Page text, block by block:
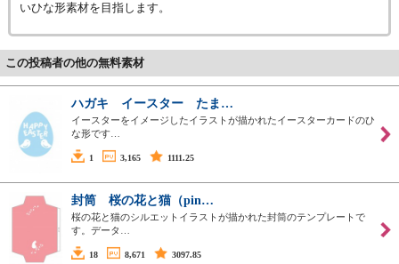
いひな形素材を目指します。
この投稿者の他の無料素材
ハガキ イースター たま…
イースターをイメージしたイラストが描かれたイースターカードのひ
な形です…
1 3,165 1111.25
封筒 桜の花と猫（pin…
桜の花と猫のシルエットイラストが描かれた封筒のテンプレートで
す。データ…
18 8,671 3097.85